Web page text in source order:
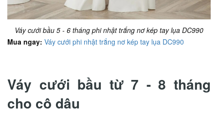
Váy cưới bầu 5 - 6 tháng phi nhật trắng nơ kép tay lụa DC990
Mua ngay: Váy cưới phi nhật trắng nơ kép tay lụa DC990
Váy cưới bầu từ 7 - 8 tháng
cho cô dâu